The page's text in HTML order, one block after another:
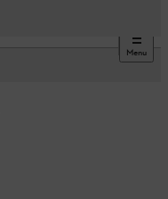
Menu